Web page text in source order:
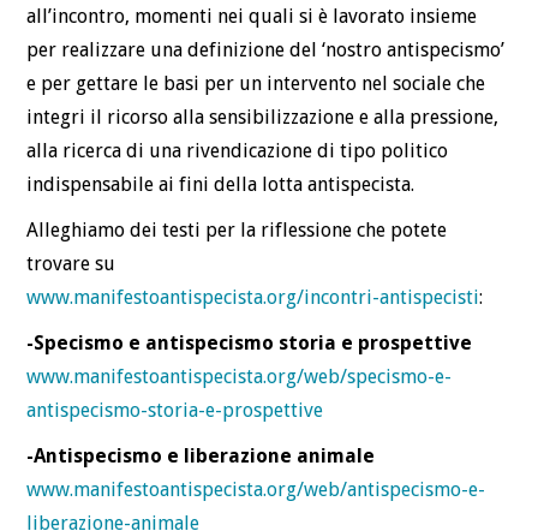
all’incontro, momenti nei quali si è lavorato insieme
per realizzare una definizione del ‘nostro antispecismo’
e per gettare le basi per un intervento nel sociale che
integri il ricorso alla sensibilizzazione e alla pressione,
alla ricerca di una rivendicazione di tipo politico
indispensabile ai fini della lotta antispecista.
Alleghiamo dei testi per la riflessione che potete
trovare su
www.manifestoantispecista.org/incontri-antispecisti:
-Specismo e antispecismo storia e prospettive
www.manifestoantispecista.org/web/specismo-e-
antispecismo-storia-e-prospettive
-Antispecismo e liberazione animale
www.manifestoantispecista.org/web/antispecismo-e-
liberazione-animale